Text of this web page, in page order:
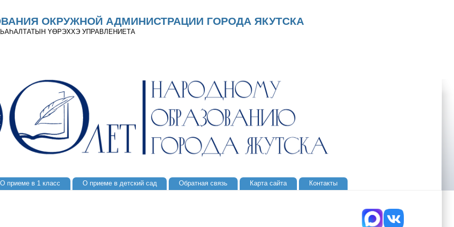
ОКРУЖНОЙ АДМИНИСТРАЦИИ ГОРОДА ЯКУТСКА
YӨРЭХХЭ УПРАВЛЕНИЕТА
О приеме в 1 класс О приеме в детский сад Обратная связь Карта сайта Контакты